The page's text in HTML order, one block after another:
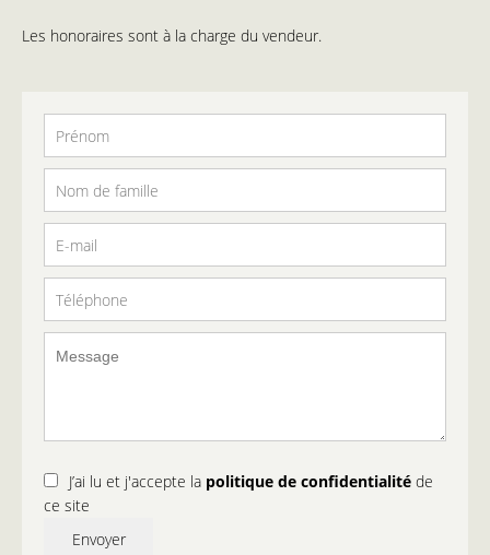
Les honoraires sont à la charge du vendeur.
J’ai lu et j'accepte la politique de confidentialité de
ce site
Envoyer